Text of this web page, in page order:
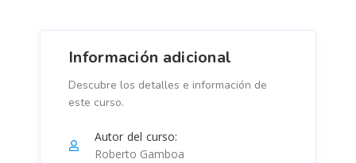
Información adicional
Descubre los detalles e información de
este curso.
Autor del curso:
Roberto Gamboa